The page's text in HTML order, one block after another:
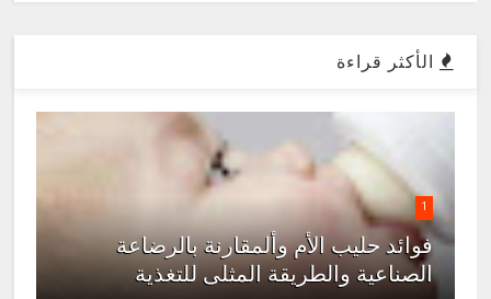
الأكثر قراءة
1
فوائد حليب الأم وألمقارنة بالرضاعة
الصناعية والطريقة المثلى للتغذية